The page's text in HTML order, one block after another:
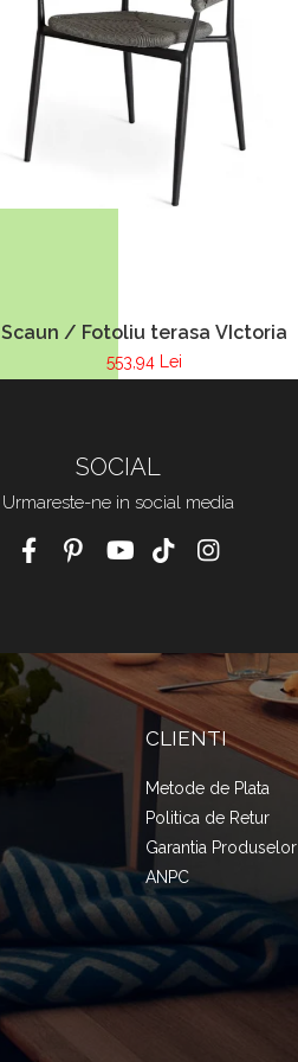
Scaun / Fotoliu terasa VIctoria
553,94 Lei
SOCIAL
Urmareste-ne in social media
CLIENTI
Metode de Plata
Politica de Retur
Garantia Produselor
ANPC